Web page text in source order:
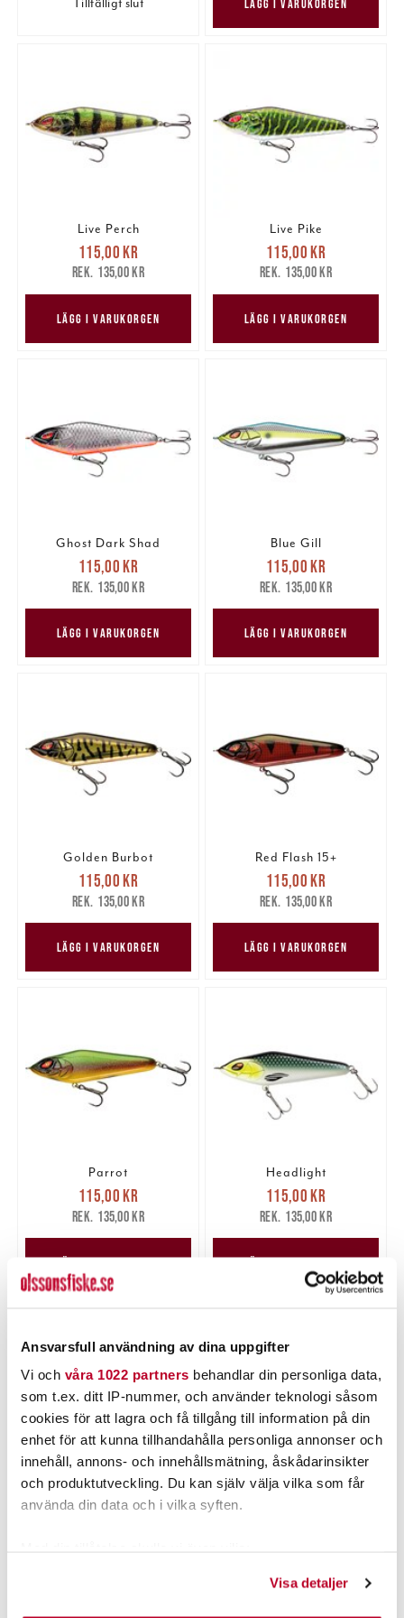
Ansvarsfull användning av dina uppgifter
Vi och våra 1022 partners behandlar din personliga data,
som t.ex. ditt IP-nummer, och använder teknologi såsom
cookies för att lagra och få tillgång till information på din
enhet för att kunna tillhandahålla personliga annonser och
innehåll, annons- och innehållsmätning, åskådarinsikter
och produktutveckling. Du kan själv välja vilka som får
använda din data och i vilka syften.
Visa detaljer
Tillfälligt slut LÄGG I VARUKORGEN
Live Perch
Nuvarande pris
115,00 krTidigare pris
135,00 kr
115,00 kr
135,00 kr
LÄGG I VARUKORGEN
Live Pike
Nuvarande pris
115,00 krTidigare pris
135,00 kr
115,00 kr
135,00 kr
LÄGG I VARUKORGEN
Ghost Dark Shad
Nuvarande pris
115,00 krTidigare pris
135,00 kr
115,00 kr
135,00 kr
LÄGG I VARUKORGEN
Blue Gill
Nuvarande pris
115,00 krTidigare pris
135,00 kr
115,00 kr
135,00 kr
LÄGG I VARUKORGEN
Golden Burbot
Nuvarande pris
115,00 krTidigare pris
135,00 kr
115,00 kr
135,00 kr
LÄGG I VARUKORGEN
Red Flash 15+
Nuvarande pris
115,00 krTidigare pris
135,00 kr
115,00 kr
135,00 kr
LÄGG I VARUKORGEN
Parrot
Nuvarande pris
115,00 krTidigare pris
135,00 kr
115,00 kr
135,00 kr
LÄGG I VARUKORGEN
Headlight
Nuvarande pris
115,00 krTidigare pris
135,00 kr
115,00 kr
135,00 kr
LÄGG I VARUKORGEN
Headlight Flake
Nuvarande pris
115,00 kr
Lazer Red
LÄGG I VARUKORGEN